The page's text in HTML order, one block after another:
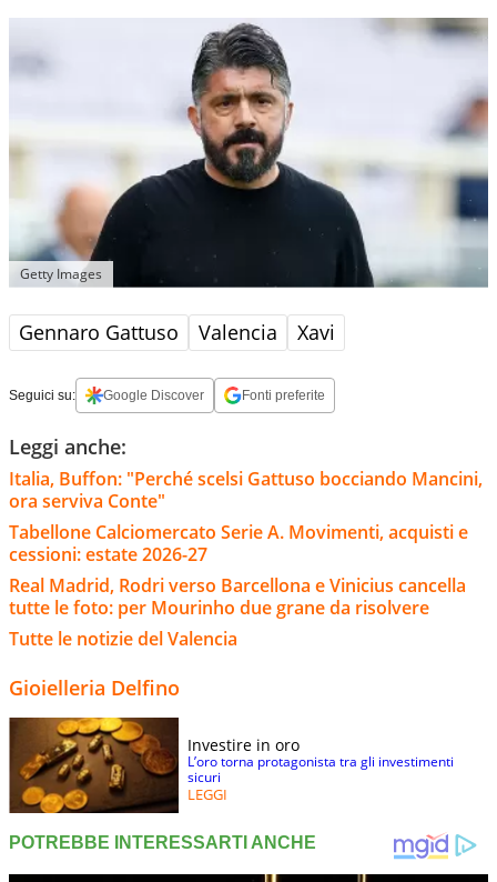
Getty Images
Gennaro Gattuso Valencia Xavi
Seguici su: Google Discover Fonti preferite
Leggi anche:
Italia, Buffon: "Perché scelsi Gattuso bocciando Mancini,
ora serviva Conte"
Tabellone Calciomercato Serie A. Movimenti, acquisti e
cessioni: estate 2026-27
Real Madrid, Rodri verso Barcellona e Vinicius cancella
tutte le foto: per Mourinho due grane da risolvere
Tutte le notizie del Valencia
Gioielleria Delfino
Investire in oro
L’oro torna protagonista tra gli investimenti
sicuri
LEGGI